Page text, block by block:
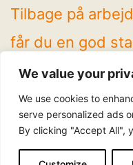
We value your
We use cookies to
serve personalized ads
By clicking "Accept All",
Tilbage på
får du en god
4 spændende
Live! 2026
Følg os